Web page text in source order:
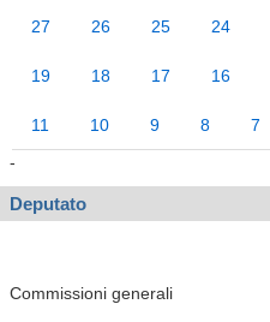
27 26 25 24
19 18 17 16
11 10 9 8 7
-
Deputato
Commissioni generali